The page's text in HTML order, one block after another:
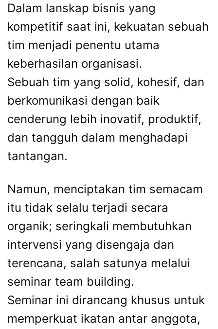
Dalam lanskap bisnis yang
kompetitif saat ini, kekuatan sebuah
tim menjadi penentu utama
keberhasilan organisasi.
Sebuah tim yang solid, kohesif, dan
berkomunikasi dengan baik
cenderung lebih inovatif, produktif,
dan tangguh dalam menghadapi
tantangan.
Namun, menciptakan tim semacam
itu tidak selalu terjadi secara
organik; seringkali membutuhkan
intervensi yang disengaja dan
terencana, salah satunya melalui
seminar team building.
Seminar ini dirancang khusus untuk
memperkuat ikatan antar anggota,